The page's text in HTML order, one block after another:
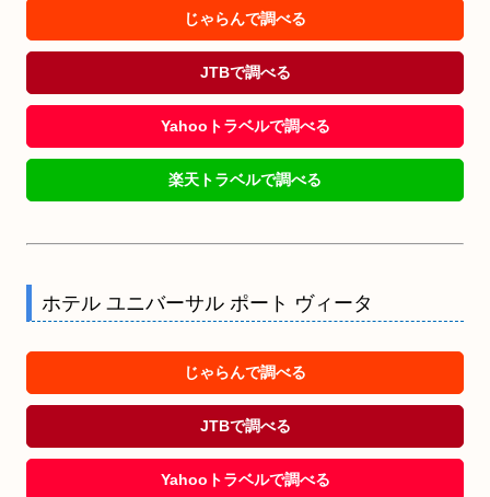
じゃらんで調べる
JTBで調べる
Yahooトラベルで調べる
楽天トラベルで調べる
ホテル ユニバーサル ポート ヴィータ
じゃらんで調べる
JTBで調べる
Yahooトラベルで調べる